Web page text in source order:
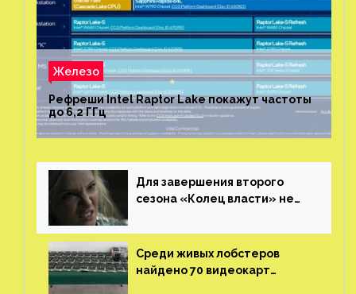
Железо
Рефреши Intel Raptor Lake покажут частоты
до 6,2 ГГц
Для завершения второго
сезона «Колец власти» не
Среди живых лобстеров
найдено 70 видеокарт